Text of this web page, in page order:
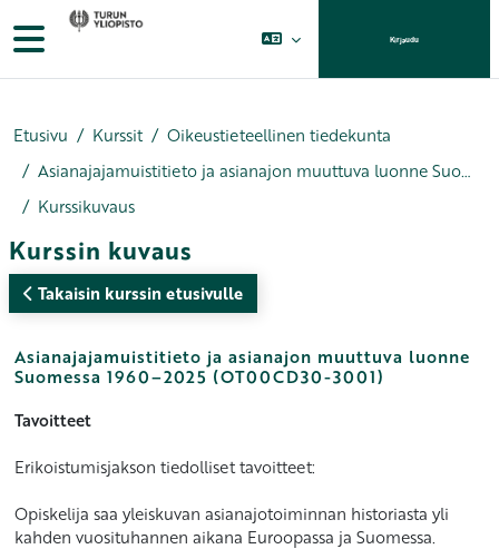
Siirry pääsisältöön
Sivupaneeli Kirjaudu
Etusivu Kurssit
Oikeustieteellinen tiedekunta
Asianajajamuistitieto ja asianajon muuttuva luonne Suomessa 1960–2025
Kurssikuvaus
Kurssin kuvaus
Takaisin kurssin etusivulle
Asianajajamuistitieto ja asianajon muuttuva luonne
Suomessa 1960–2025 (OT00CD30-3001)
Tavoitteet
Erikoistumisjakson tiedolliset tavoitteet:
Opiskelija saa yleiskuvan asianajotoiminnan historiasta yli
kahden vuosituhannen aikana Euroopassa ja Suomessa.